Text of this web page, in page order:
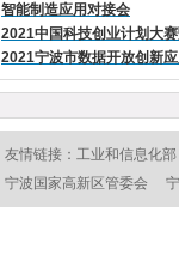
智能制造应用对接会
2021中国科技创业计划大
2021宁波市数据开放创新
友情链接： 工业和信息化部
宁波国家高新区管委会